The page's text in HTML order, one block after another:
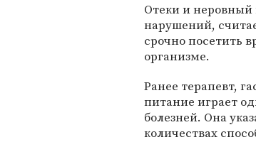
Отеки и
нарушений,
срочно посетить
организме.
Ранее терапевт,
питание играет
болезней. Она
количествах